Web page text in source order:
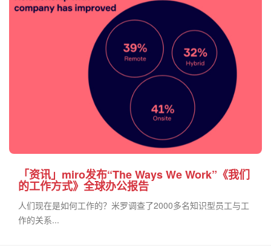
「资讯」miro发布“The Ways We Work”《我们
的工作方式》全球办公报告
人们现在是如何工作的？米罗调查了2000多名知识型员工与工
作的关系...